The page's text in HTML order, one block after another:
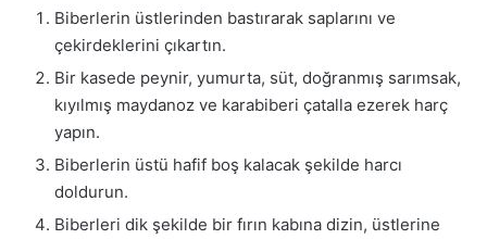
Biberlerin üstlerinden bastırarak saplarını ve
çekirdeklerini çıkartın.
Bir kasede peynir, yumurta, süt, doğranmış sarımsak,
kıyılmış maydanoz ve karabiberi çatalla ezerek harç
yapın.
Biberlerin üstü hafif boş kalacak şekilde harcı
doldurun.
Biberleri dik şekilde bir fırın kabına dizin, üstlerine